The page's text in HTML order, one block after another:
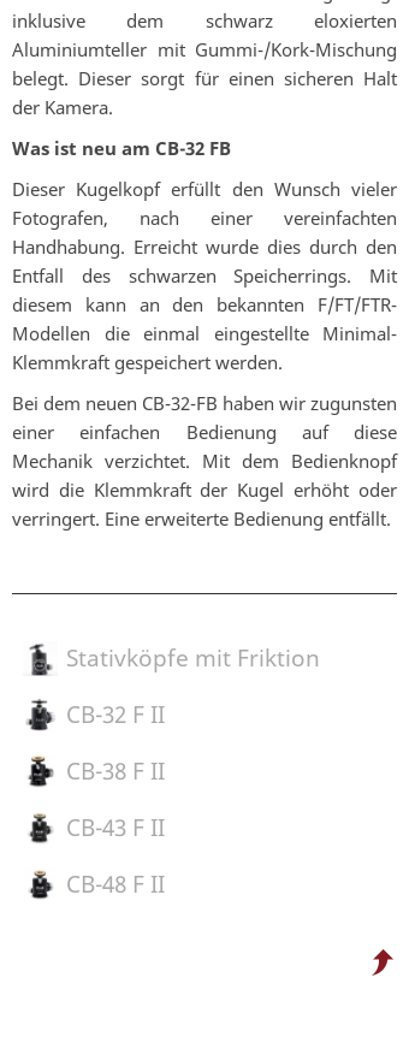
inklusive dem schwarz eloxierten
Aluminiumteller mit Gummi-/Kork-Mischung
belegt. Dieser sorgt für einen sicheren Halt
der Kamera.
Was ist neu am CB-32 FB
Dieser Kugelkopf erfüllt den Wunsch vieler
Fotografen, nach einer vereinfachten
Handhabung. Erreicht wurde dies durch den
Entfall des schwarzen Speicherrings. Mit
diesem kann an den bekannten F/FT/FTR-
Modellen die einmal eingestellte Minimal-
Klemmkraft gespeichert werden.
Bei dem neuen CB-32-FB haben wir zugunsten
einer einfachen Bedienung auf diese
Mechanik verzichtet. Mit dem Bedienknopf
wird die Klemmkraft der Kugel erhöht oder
verringert. Eine erweiterte Bedienung entfällt.
Stativköpfe mit Friktion
CB-32 F II
CB-38 F II
CB-43 F II
CB-48 F II